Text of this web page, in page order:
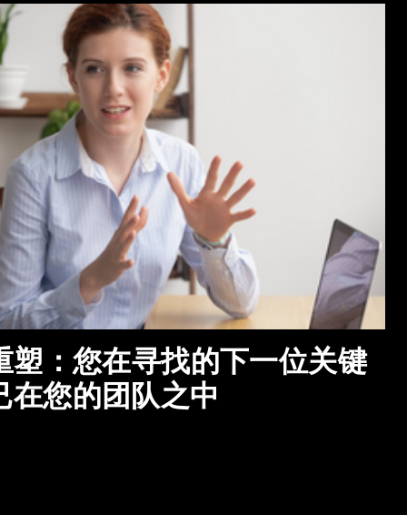
塑：您在寻找的下一位关键
在您的团队之中